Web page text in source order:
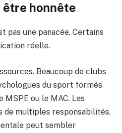
honnête
pas une panacée. Certains
réelle.
Beaucoup de clubs
du sport formés
ou le MAC. Les
de multiples responsabilités.
peut sembler